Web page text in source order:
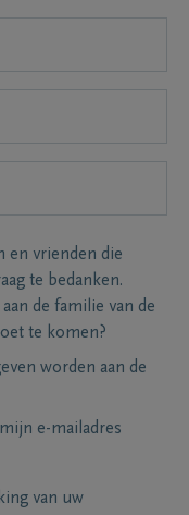
en vrienden die
te bedanken.
de familie van de
te komen?
worden aan de
e-mailadres
van uw